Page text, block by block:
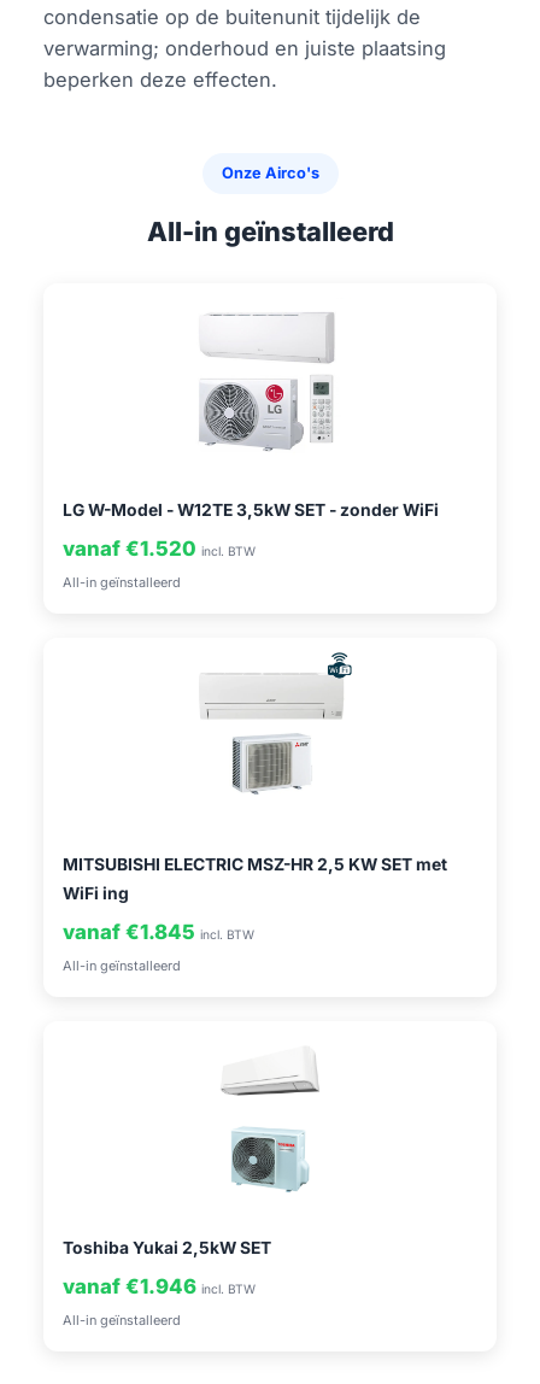
condensatie op de buitenunit tijdelijk de
verwarming; onderhoud en juiste plaatsing
beperken deze effecten.
Onze Airco's
All-in geïnstalleerd
LG W-Model - W12TE 3,5kW SET - zonder WiFi
vanaf €1.520 incl. BTW
All-in geïnstalleerd
MITSUBISHI ELECTRIC MSZ-HR 2,5 KW SET met
WiFi ing
vanaf €1.845 incl. BTW
All-in geïnstalleerd
Toshiba Yukai 2,5kW SET
vanaf €1.946 incl. BTW
All-in geïnstalleerd